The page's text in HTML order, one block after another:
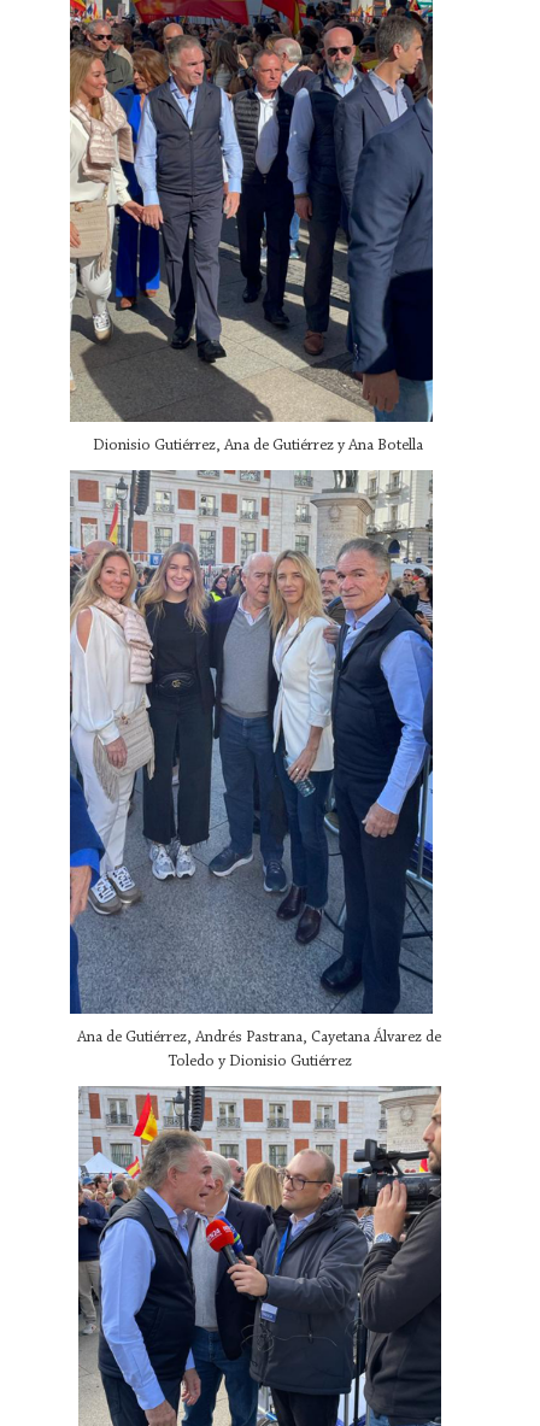
Dionisio Gutiérrez, Ana de Gutiérrez y Ana Botella
Ana de Gutiérrez, Andrés Pastrana, Cayetana Álvarez de
Toledo y Dionisio Gutiérrez